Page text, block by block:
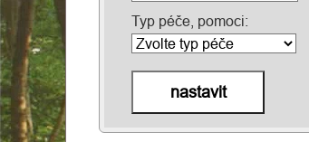
Typ péče, pomoci: